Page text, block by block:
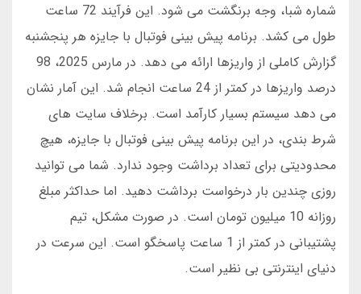
شماره شبا، وجه برنگشت می شود. این فرآیند 72 ساعت
طول می کشد. برنامه پیش بینی فوتبال با جایزه هر پنجشنبه
گزارش کاملی از واریزها ارائه می دهد. در مارس 2025، 98
درصد واریزها در کمتر از 24 ساعت انجام شد. این آمار نشان
می دهد سیستم بسیار کارآمد است. برخلاف سایت های
شرط بندی، در این برنامه پیش بینی فوتبال با جایزه، هیچ
محدودیتی برای تعداد برداشت وجود ندارد. شما می توانید
روزی چندین بار درخواست برداشت دهید. اما حداکثر مبلغ
روزانه 10 میلیون تومان است. در صورت مشکل، تیم
پشتیبانی در کمتر از 1 ساعت پاسخگو است. این سرعت در
دنیای اینترنتی بی نظیر است.